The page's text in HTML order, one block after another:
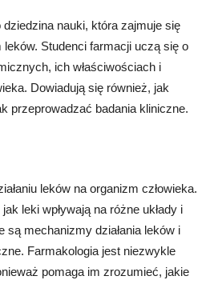
nauki, która zajmuje się
leków. Studenci farmacji uczą się o
ich właściwościach i
Dowiadują się również, jak
przeprowadzać badania kliniczne.
leków na organizm człowieka.
leki wpływają na różne układy i
są mechanizmy działania leków i
Farmakologia jest niezwykle
pomaga im zrozumieć, jakie